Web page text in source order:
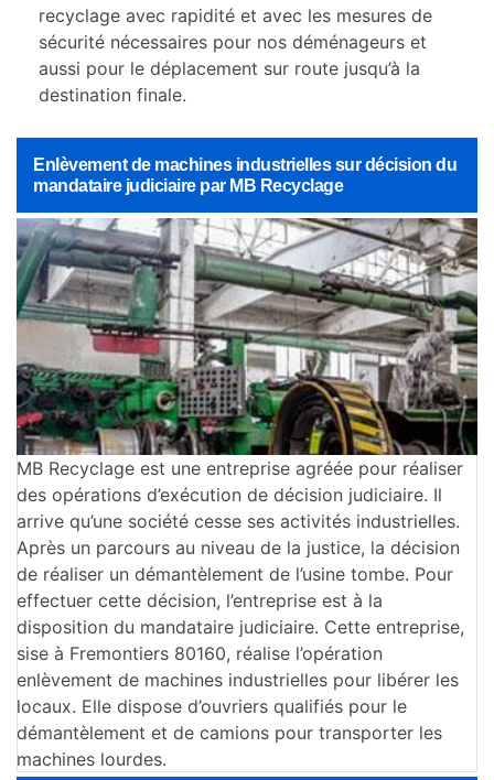
Enlèvement de machines industrielles sur décision du
mandataire judiciaire par MB Recyclage
MB Recyclage est une entreprise agréée pour réaliser
des opérations d’exécution de décision judiciaire. Il
arrive qu’une société cesse ses activités industrielles.
Après un parcours au niveau de la justice, la décision
de réaliser un démantèlement de l’usine tombe. Pour
effectuer cette décision, l’entreprise est à la
disposition du mandataire judiciaire. Cette entreprise,
sise à Fremontiers 80160, réalise l’opération
enlèvement de machines industrielles pour libérer les
locaux. Elle dispose d’ouvriers qualifiés pour le
démantèlement et de camions pour transporter les
machines lourdes.
recyclage avec rapidité et avec les mesures de
sécurité nécessaires pour nos déménageurs et
aussi pour le déplacement sur route jusqu’à la
destination finale.